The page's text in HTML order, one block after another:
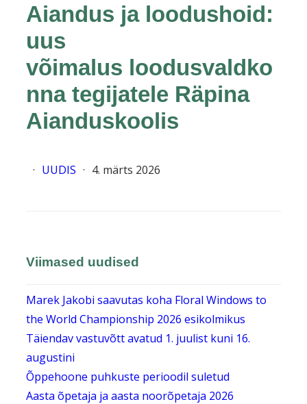
Aiandus ja loodushoid:
uus
võimalus loodusvaldko
nna tegijatele Räpina
Aianduskoolis
· UUDIS · 4. märts 2026
Viimased uudised
Marek Jakobi saavutas koha Floral Windows to
the World Championship 2026 esikolmikus
Täiendav vastuvõtt avatud 1. juulist kuni 16.
augustini
Õppehoone puhkuste perioodil suletud
Aasta õpetaja ja aasta noorõpetaja 2026